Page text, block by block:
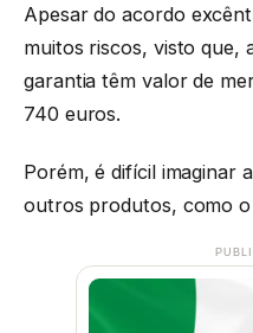
Apesar do acordo
muitos riscos, visto que,
garantia têm valor de
740 euros.
Porém, é difícil imaginar
outros produtos, como